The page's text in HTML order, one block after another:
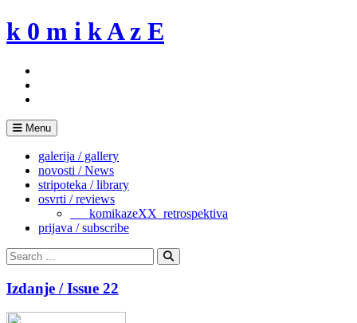
Skip
to
k 0 m i k A z E
Menu
galerija / gallery
novosti / News
stripoteka / library
osvrti / reviews
___komikazeXX_retrospektiva
prijava / subscribe
Search
for:
Search
Izdanje / Issue 22